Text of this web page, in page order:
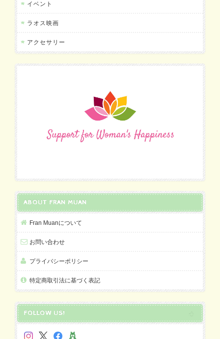
イベント
ラオス映画
アクセサリー
ABOUT FRAN MUAN
Fran Muanについて
お問い合わせ
プライバシーポリシー
特定商取引法に基づく表記
FOLLOW US!